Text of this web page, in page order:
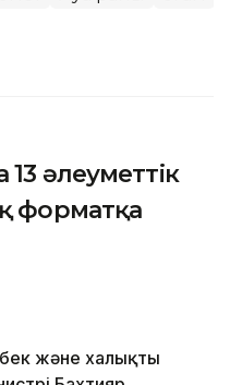
әлеуметтік
форматқа
және халықты